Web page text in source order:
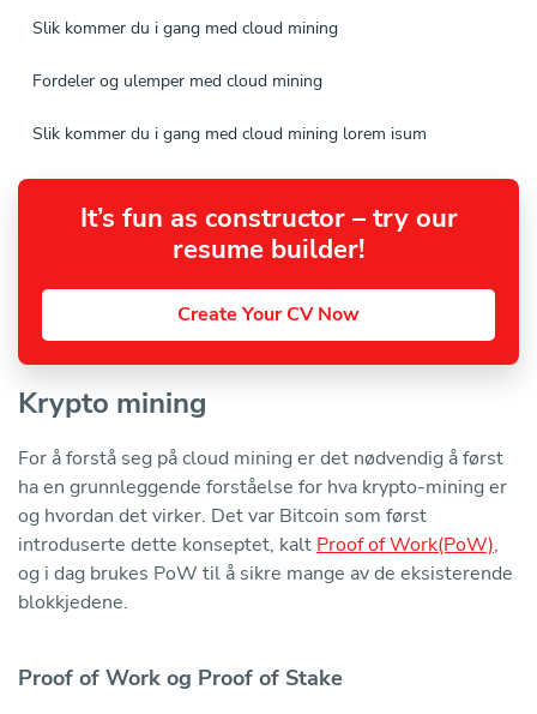
Krypto mining
For å forstå seg på cloud mining er det nødvendig å først
ha en grunnleggende forståelse for hva krypto-mining er
og hvordan det virker. Det var Bitcoin som først
introduserte dette konseptet, kalt Proof of Work(PoW),
og i dag brukes PoW til å sikre mange av de eksisterende
blokkjedene.
Proof of Work og Proof of Stake
Slik kommer du i gang med cloud mining
Fordeler og ulemper med cloud mining
Slik kommer du i gang med cloud mining lorem isum
It’s fun as constructor – try our
resume builder!
Create Your CV Now